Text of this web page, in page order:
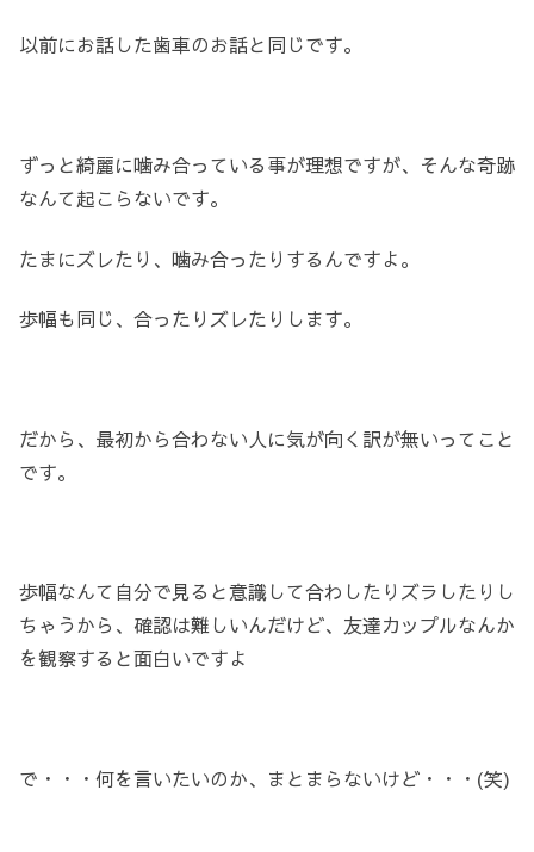
以前にお話した歯車のお話と同じです。
ずっと綺麗に噛み合っている事が理想ですが、そんな奇跡
なんて起こらないです。
たまにズレたり、噛み合ったりするんですよ。
歩幅も同じ、合ったりズレたりします。
だから、最初から合わない人に気が向く訳が無いってこと
です。
歩幅なんて自分で見ると意識して合わしたりズラしたりし
ちゃうから、確認は難しいんだけど、友達カップルなんか
を観察すると面白いですよ
で・・・何を言いたいのか、まとまらないけど・・・(笑)